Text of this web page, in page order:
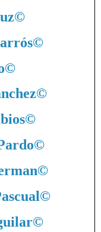
©
©
©
©
©
©
©
©
©